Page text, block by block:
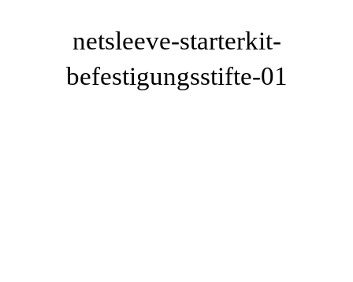
netsleeve-starterkit-
befestigungsstifte-01